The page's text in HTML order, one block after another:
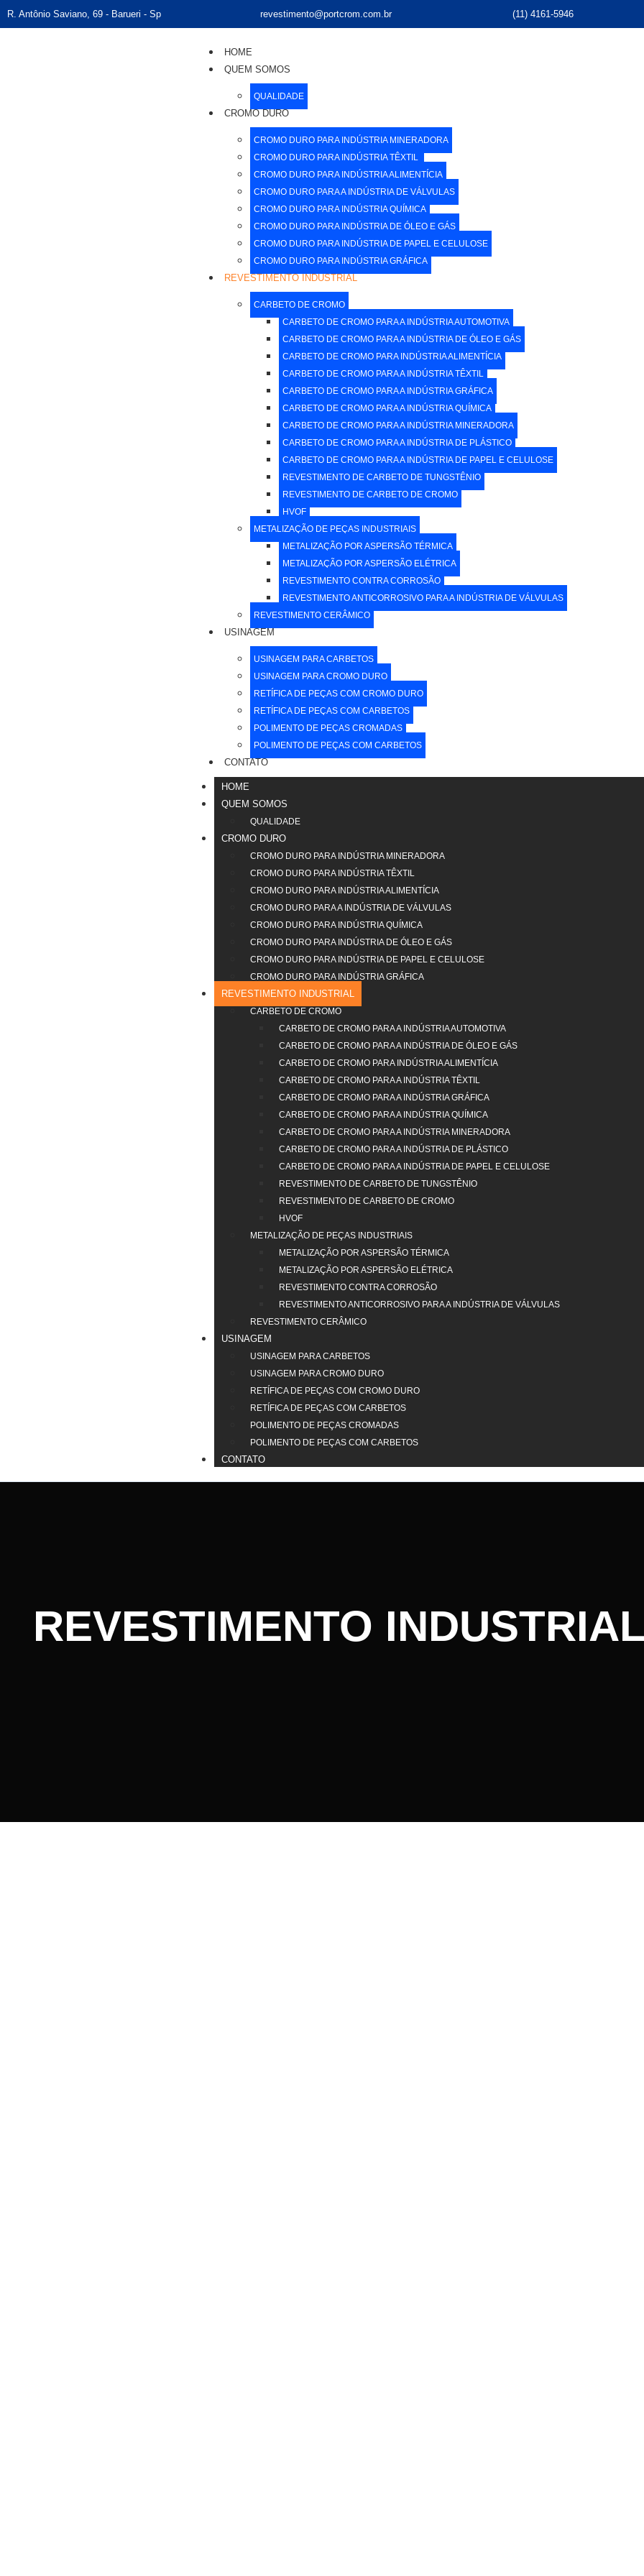
R. Antônio Saviano, 69 - Barueri - Sp revestimento@portcrom.com.br (11) 4161-5946
HOME
QUEM SOMOS
QUALIDADE
CROMO DURO
CROMO DURO PARA INDÚSTRIA MINERADORA
CROMO DURO PARA INDÚSTRIA TÊXTIL ​
CROMO DURO PARA INDÚSTRIA ALIMENTÍCIA
CROMO DURO PARA A INDÚSTRIA DE VÁLVULAS
CROMO DURO PARA INDÚSTRIA QUÍMICA
CROMO DURO PARA INDÚSTRIA DE ÓLEO E GÁS
CROMO DURO PARA INDÚSTRIA DE PAPEL E CELULOSE​
CROMO DURO PARA INDÚSTRIA GRÁFICA​
REVESTIMENTO INDUSTRIAL
CARBETO DE CROMO
CARBETO DE CROMO PARA A INDÚSTRIA AUTOMOTIVA
CARBETO DE CROMO PARA A INDÚSTRIA DE ÓLEO E GÁS
CARBETO DE CROMO PARA INDÚSTRIA ALIMENTÍCIA
CARBETO DE CROMO PARA A INDÚSTRIA TÊXTIL​
CARBETO DE CROMO PARA A INDÚSTRIA GRÁFICA​
CARBETO DE CROMO PARA A INDÚSTRIA QUÍMICA​
CARBETO DE CROMO PARA A INDÚSTRIA MINERADORA​
CARBETO DE CROMO PARA A INDÚSTRIA DE PLÁSTICO
CARBETO DE CROMO PARA A INDÚSTRIA DE PAPEL E CELULOSE
REVESTIMENTO DE CARBETO DE TUNGSTÊNIO​
REVESTIMENTO DE CARBETO DE CROMO​
HVOF
METALIZAÇÃO DE PEÇAS INDUSTRIAIS
METALIZAÇÃO POR ASPERSÃO TÉRMICA​
METALIZAÇÃO POR ASPERSÃO ELÉTRICA​
REVESTIMENTO CONTRA CORROSÃO​
REVESTIMENTO ANTICORROSIVO PARA A INDÚSTRIA DE VÁLVULAS
REVESTIMENTO CERÂMICO
USINAGEM
USINAGEM PARA CARBETOS
USINAGEM PARA CROMO DURO
RETÍFICA DE PEÇAS COM CROMO DURO
RETÍFICA DE PEÇAS COM CARBETOS
POLIMENTO DE PEÇAS CROMADAS
POLIMENTO DE PEÇAS COM CARBETOS
CONTATO
HOME
QUEM SOMOS
QUALIDADE
CROMO DURO
CROMO DURO PARA INDÚSTRIA MINERADORA
CROMO DURO PARA INDÚSTRIA TÊXTIL ​
CROMO DURO PARA INDÚSTRIA ALIMENTÍCIA
CROMO DURO PARA A INDÚSTRIA DE VÁLVULAS
CROMO DURO PARA INDÚSTRIA QUÍMICA
CROMO DURO PARA INDÚSTRIA DE ÓLEO E GÁS
CROMO DURO PARA INDÚSTRIA DE PAPEL E CELULOSE​
CROMO DURO PARA INDÚSTRIA GRÁFICA​
REVESTIMENTO INDUSTRIAL
CARBETO DE CROMO
CARBETO DE CROMO PARA A INDÚSTRIA AUTOMOTIVA
CARBETO DE CROMO PARA A INDÚSTRIA DE ÓLEO E GÁS
CARBETO DE CROMO PARA INDÚSTRIA ALIMENTÍCIA
CARBETO DE CROMO PARA A INDÚSTRIA TÊXTIL​
CARBETO DE CROMO PARA A INDÚSTRIA GRÁFICA​
CARBETO DE CROMO PARA A INDÚSTRIA QUÍMICA​
CARBETO DE CROMO PARA A INDÚSTRIA MINERADORA​
CARBETO DE CROMO PARA A INDÚSTRIA DE PLÁSTICO
CARBETO DE CROMO PARA A INDÚSTRIA DE PAPEL E CELULOSE
REVESTIMENTO DE CARBETO DE TUNGSTÊNIO​
REVESTIMENTO DE CARBETO DE CROMO​
HVOF
METALIZAÇÃO DE PEÇAS INDUSTRIAIS
METALIZAÇÃO POR ASPERSÃO TÉRMICA​
METALIZAÇÃO POR ASPERSÃO ELÉTRICA​
REVESTIMENTO CONTRA CORROSÃO​
REVESTIMENTO ANTICORROSIVO PARA A INDÚSTRIA DE VÁLVULAS
REVESTIMENTO CERÂMICO
USINAGEM
USINAGEM PARA CARBETOS
USINAGEM PARA CROMO DURO
RETÍFICA DE PEÇAS COM CROMO DURO
RETÍFICA DE PEÇAS COM CARBETOS
POLIMENTO DE PEÇAS CROMADAS
POLIMENTO DE PEÇAS COM CARBETOS
CONTATO
REVESTIMENTO